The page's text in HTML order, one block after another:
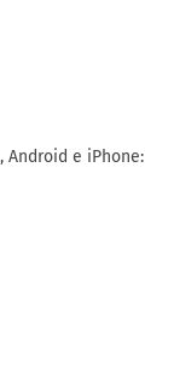
Android e iPhone: